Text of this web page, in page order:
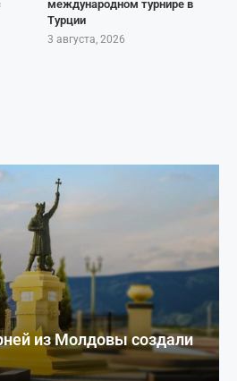
международном турнире в
Турции
3 августа, 2026
из Молдовы создали